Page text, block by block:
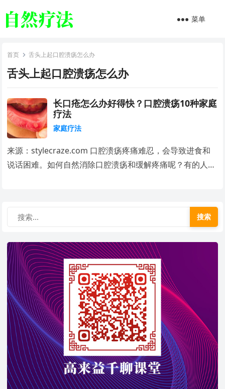
菜单
首页 舌头上起口腔溃疡怎么办
舌头上起口腔溃疡怎么办
长口疮怎么办好得快？口腔溃疡10种家庭
疗法
家庭疗法
来源：stylecraze.com 口腔溃疡疼痛难忍，会导致进食和
说话困难。如何自然消除口腔溃疡和缓解疼痛呢？有的人…
搜索